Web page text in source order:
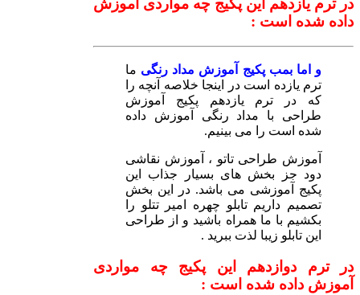
در ترم یازدهم این پکیج چه مواردی آموزش
داده شده است :
و اما بمب پکیج آموزش مداد رنگی ما
ترم یازده است در اینجا خلاصه آنچه را
که در ترم یازدهم پکیج آموزش
طراحی با مداد رنگی آموزش داده
شده است را می بینیم.
آموزش طراحی تاتو ، آموزش نقاشی
دود جز بخش های بسیار جذاب این
پکیج آموزشی می باشد. در این بخش
تصمیم داریم تابلو چهره امیر تتلو را
بکشیم با ما همراه باشید و از طراحی
این تابلو زیبا لذت ببرید .
در ترم دوازدهم این پکیج چه مواردی
آموزش داده شده است :